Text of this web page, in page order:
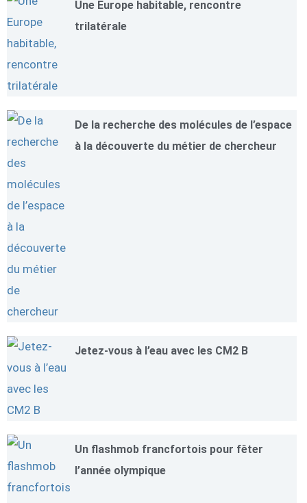
Une Europe habitable, rencontre
trilatérale
De la recherche des molécules de l’espace
à la découverte du métier de chercheur
Jetez-vous à l’eau avec les CM2 B
Un flashmob francfortois pour fêter
l’année olympique